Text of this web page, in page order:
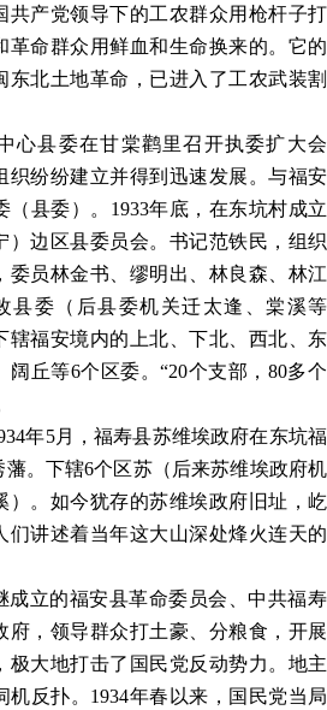
共产党领导下的工农群众用枪杆子打
革命群众用鲜血和生命换来的。它的
东北土地革命，已进入了工农武装割
心县委在甘棠鹳里召开执委扩大会
织纷纷建立并得到迅速发展。与福安
县委）。 1933年底，在东坑村成立
）边区县委员会。书记范铁民，组织
委员林金书、缪明出、林良森、林江
县委（后县委机关迁太逢、棠溪等
辖福安境内的上北、下北、西北、东
丘等6个区委。“20个支部，80多个
年5月，福寿县苏维埃政府在东坑福
。下辖6个区苏（后来苏维埃政府机
）。如今犹存的苏维埃政府旧址，屹
们讲述着当年这大山深处烽火连天的
成立的福安县革命委员会、中共福寿
府，领导群众打土豪、分粮食，开展
极大地打击了国民党反动势力。地主
反扑。 1934年春以来，国民党当局